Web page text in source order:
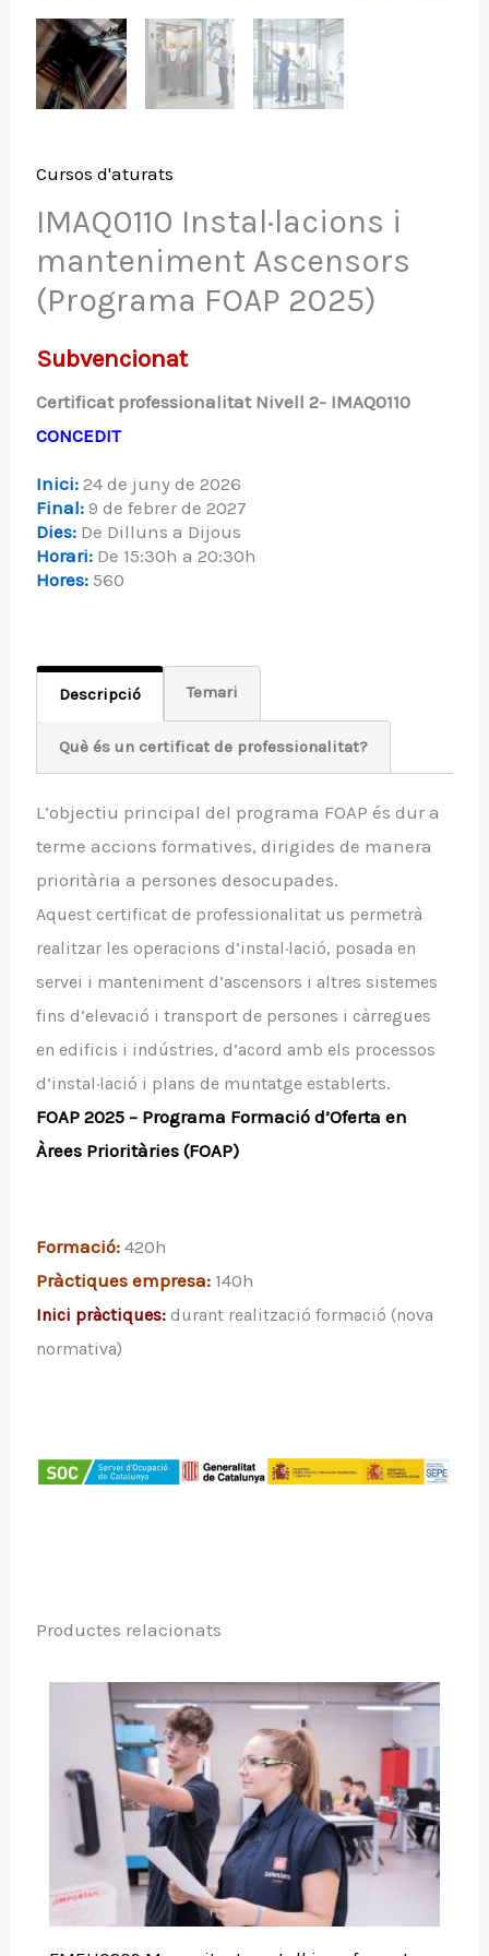
Cursos d'aturats
IMAQ0110 Instal·lacions i
manteniment Ascensors
(Programa FOAP 2025)
Subvencionat
Certificat professionalitat Nivell 2- IMAQ0110
CONCEDIT
Inici: 24 de juny de 2026
Final: 9 de febrer de 2027
Dies: De Dilluns a Dijous
Horari: De 15:30h a 20:30h
Hores: 560
Descripció Temari
Què és un certificat de professionalitat?
L’objectiu principal del programa FOAP és dur a
terme accions formatives, dirigides de manera
prioritària a persones desocupades.
Aquest certificat de professionalitat us permetrà
realitzar les operacions d’instal·lació, posada en
servei i manteniment d’ascensors i altres sistemes
fins d’elevació i transport de persones i càrregues
en edificis i indústries, d’acord amb els processos
d’instal·lació i plans de muntatge establerts.
FOAP 2025 – Programa Formació d’Oferta en
Àrees Prioritàries (FOAP)
Formació: 420h
Pràctiques empresa: 140h
Inici pràctiques: durant realització formació (nova
normativa)
Productes relacionats